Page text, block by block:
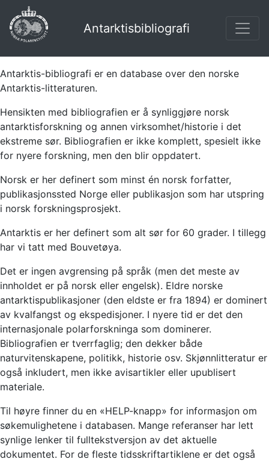
Antarktisbibliografi
Antarktis-bibliografi er en database over den norske
Antarktis-litteraturen.
Hensikten med bibliografien er å synliggjøre norsk
antarktisforskning og annen virksomhet/historie i det
ekstreme sør. Bibliografien er ikke komplett, spesielt ikke
for nyere forskning, men den blir oppdatert.
Norsk er her definert som minst én norsk forfatter,
publikasjonssted Norge eller publikasjon som har utspring
i norsk forskningsprosjekt.
Antarktis er her definert som alt sør for 60 grader. I tillegg
har vi tatt med Bouvetøya.
Det er ingen avgrensing på språk (men det meste av
innholdet er på norsk eller engelsk). Eldre norske
antarktispublikasjoner (den eldste er fra 1894) er dominert
av kvalfangst og ekspedisjoner. I nyere tid er det den
internasjonale polarforskninga som dominerer.
Bibliografien er tverrfaglig; den dekker både
naturvitenskapene, politikk, historie osv. Skjønnlitteratur er
også inkludert, men ikke avisartikler eller upublisert
materiale.
Til høyre finner du en «HELP-knapp» for informasjon om
søkemulighetene i databasen. Mange referanser har lett
synlige lenker til fulltekstversjon av det aktuelle
dokumentet. For de fleste tidsskriftartiklene er det også